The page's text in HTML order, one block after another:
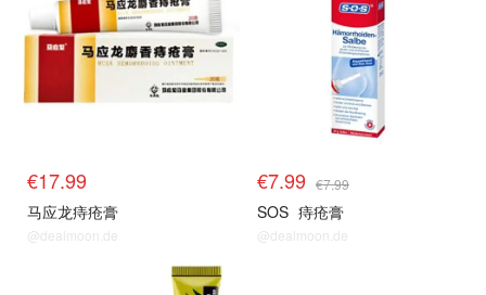
€17.99
马应龙痔疮膏
@dealmoon.de
€7.99 €7.99
SOS 痔疮膏
@dealmoon.de